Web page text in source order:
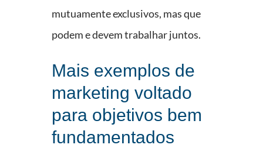
mutuamente exclusivos, mas que
podem e devem trabalhar juntos.
Mais exemplos de
marketing voltado
para objetivos bem
fundamentados